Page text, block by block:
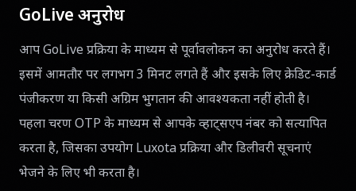
GoLive अनुरोध
आप GoLive प्रक्रिया के माध्यम से पूर्वावलोकन का अनुरोध करते हैं।
इसमें आमतौर पर लगभग 3 मिनट लगते हैं और इसके लिए क्रेडिट-कार्ड
पंजीकरण या किसी अग्रिम भुगतान की आवश्यकता नहीं होती है।
पहला चरण OTP के माध्यम से आपके व्हाट्सएप नंबर को सत्यापित
करता है, जिसका उपयोग Luxota प्रक्रिया और डिलीवरी सूचनाएं
भेजने के लिए भी करता है।